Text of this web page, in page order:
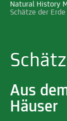
Natural History
Schätze der Erde
Aus
Häuser